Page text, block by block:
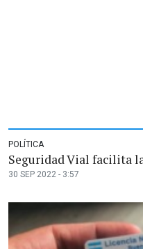
POLÍTICA
Seguridad Vial facilita
30 SEP 2022 - 3:57